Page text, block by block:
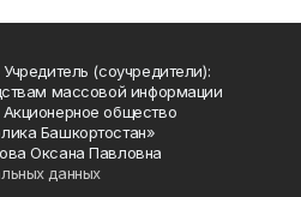
(соучредители):
массовой информации
общество
Башкортостан»
Оксана Павловна
данных